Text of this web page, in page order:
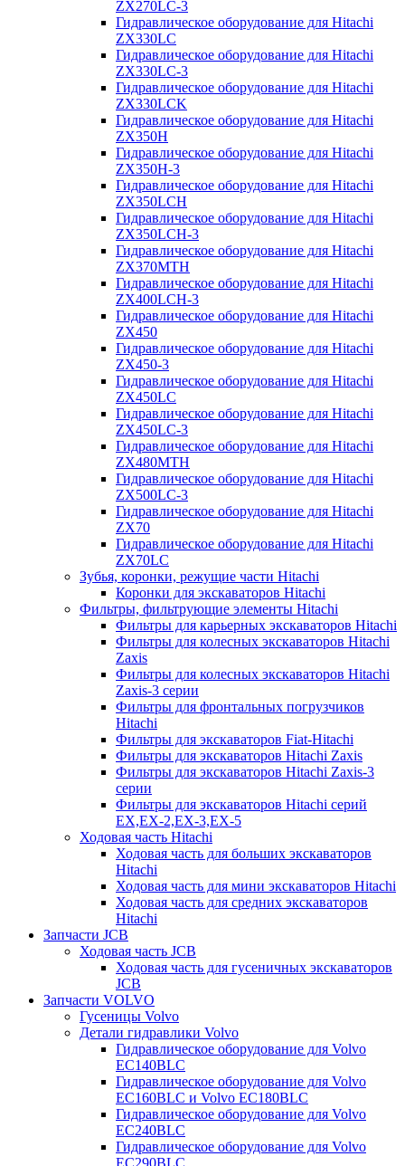
ZX270LC-3
Гидравлическое оборудование для Hitachi
ZX330LC
Гидравлическое оборудование для Hitachi
ZX330LC-3
Гидравлическое оборудование для Hitachi
ZX330LCK
Гидравлическое оборудование для Hitachi
ZX350H
Гидравлическое оборудование для Hitachi
ZX350H-3
Гидравлическое оборудование для Hitachi
ZX350LCH
Гидравлическое оборудование для Hitachi
ZX350LCH-3
Гидравлическое оборудование для Hitachi
ZX370MTH
Гидравлическое оборудование для Hitachi
ZX400LCH-3
Гидравлическое оборудование для Hitachi
ZX450
Гидравлическое оборудование для Hitachi
ZX450-3
Гидравлическое оборудование для Hitachi
ZX450LC
Гидравлическое оборудование для Hitachi
ZX450LC-3
Гидравлическое оборудование для Hitachi
ZX480MTH
Гидравлическое оборудование для Hitachi
ZX500LC-3
Гидравлическое оборудование для Hitachi
ZX70
Гидравлическое оборудование для Hitachi
ZX70LC
Зубья, коронки, режущие части Hitachi
Коронки для экскаваторов Hitachi
Фильтры, фильтрующие элементы Hitachi
Фильтры для карьерных экскаваторов Hitachi
Фильтры для колесных экскаваторов Hitachi
Zaxis
Фильтры для колесных экскаваторов Hitachi
Zaxis-3 серии
Фильтры для фронтальных погрузчиков
Hitachi
Фильтры для экскаваторов Fiat-Hitachi
Фильтры для экскаваторов Hitachi Zaxis
Фильтры для экскаваторов Hitachi Zaxis-3
серии
Фильтры для экскаваторов Hitachi серий
EX,EX-2,EX-3,EX-5
Ходовая часть Hitachi
Ходовая часть для больших экскаваторов
Hitachi
Ходовая часть для мини экскаваторов Hitachi
Ходовая часть для средних экскаваторов
Hitachi
Запчасти JCB
Ходовая часть JCB
Ходовая часть для гусеничных экскаваторов
JCB
Запчасти VOLVO
Гусеницы Volvo
Детали гидравлики Volvo
Гидравлическое оборудование для Volvo
EC140BLC
Гидравлическое оборудование для Volvo
EC160BLC и Volvo EC180BLC
Гидравлическое оборудование для Volvo
EC240BLC
Гидравлическое оборудование для Volvo
EC290BLC